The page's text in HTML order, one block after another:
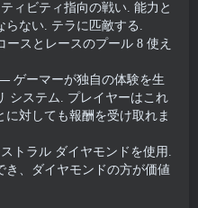
ィビティ指向の戦い. 能力と
らない. テラに匹敵する.
ースとレースのプール 8 使え
ゲーマーが独自の体験を生
システム. プレイヤーはこれ
対しても報酬を受け取れま
トラル ダイヤモンドを使用.
き、ダイヤモンドの方が価値